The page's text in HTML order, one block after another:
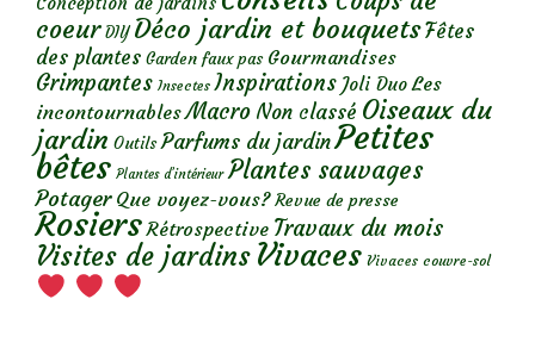
coeur DIY Déco jardin et bouquetsFêtes
des plantes Garden faux pas Gourmandises
Grimpantes Insectes Inspirations Joli Duo Les
incontournables Macro Non classé Oiseaux du
jardin Outils Parfums du jardinPetites
bêtes Plantes d’intérieur Plantes sauvages
Potager Que voyez-vous? Revue de presse
Rosiers Rétrospective Travaux du mois
Visites de jardins Vivaces Vivaces couvre-sol